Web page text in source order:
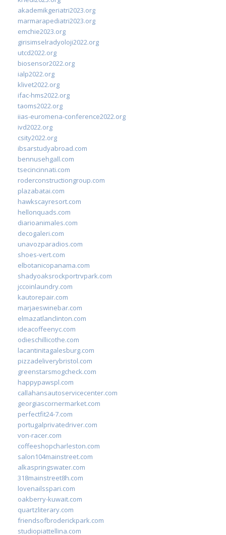
akademikgeriatri2023.org
marmarapediatri2023.org
emchie2023.org
girisimselradyoloji2022.org
utcd2022.org
biosensor2022.org
ialp2022.org
klivet2022.org
ifac-hms2022.org
taoms2022.org
iias-euromena-conference2022.org
ivd2022.org
csity2022.org
ibsarstudyabroad.com
bennusehgall.com
tsecincinnati.com
roderconstructiongroup.com
plazabatai.com
hawkscayresort.com
hellonquads.com
diarioanimales.com
decogaleri.com
unavozparadios.com
shoes-vert.com
elbotanicopanama.com
shadyoaksrockportrvpark.com
jccoinlaundry.com
kautorepair.com
marjaeswinebar.com
elmazatlanclinton.com
ideacoffeenyc.com
odieschillicothe.com
lacantinitagalesburg.com
pizzadeliverybristol.com
greenstarsmogcheck.com
happypawspl.com
callahansautoservicecenter.com
georgiascornermarket.com
perfectfit24-7.com
portugalprivatedriver.com
von-racer.com
coffeeshopcharleston.com
salon104mainstreet.com
alkaspringswater.com
318mainstreet8h.com
lovenailsspari.com
oakberry-kuwait.com
quartzliterary.com
friendsofbroderickpark.com
studiopiattellina.com